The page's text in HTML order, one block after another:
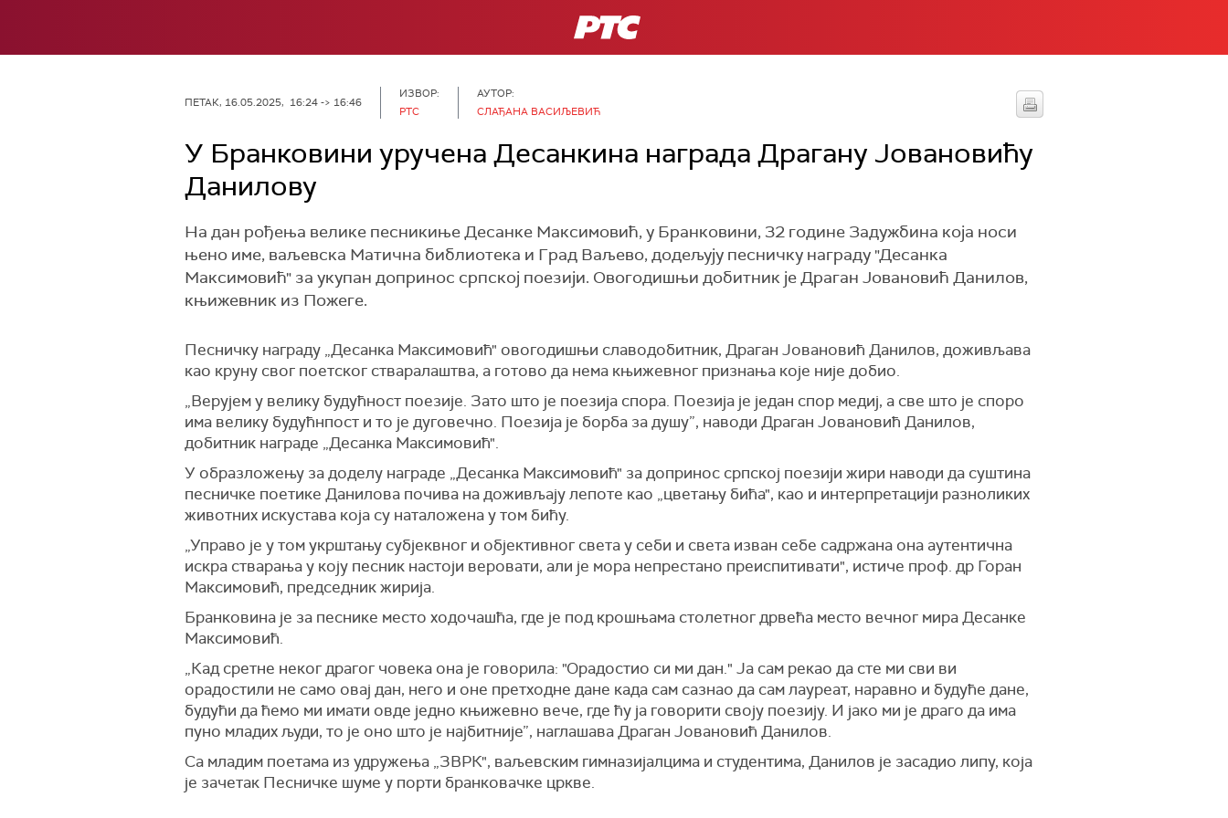
РТС
ПЕТАК, 16.05.2025, 16:24 -> 16:46
ИЗВОР:
РТС
АУТОР:
СЛАЂАНА ВАСИЉЕВИЋ
У Бранковини уручена Десанкина награда Драгану Јовановићу
Данилову
На дан рођења велике песникиње Десанке Максимовић, у Бранковини, 32 године Задужбина која носи
њено име, ваљевска Матична библиотека и Град Ваљево, додељују песничку награду "Десанка
Максимовић" за укупан допринос српској поезији. Овогодишњи добитник је Драган Јовановић Данилов,
књижевник из Пожеге.
Песничку награду „Десанка Максимовић" овогодишњи славодобитник, Драган Јовановић Данилов, доживљава
као круну свог поетског стваралаштва, а готово да нема књижевног признања које није добио.
„Верујем у велику будућност поезије. Зато што је поезија спора. Поезија је један спор медиј, а све што је споро
има велику будућнпост и то је дуговечно. Поезија је борба за душу”, наводи Драган Јовановић Данилов,
добитник награде „Десанка Максимовић".
У образложењу за доделу награде „Десанка Максимовић" за допринос српској поезији жири наводи да суштина
песничке поетике Данилова почива на доживљају лепоте као „цветању бића", као и интерпретацији разноликих
животних искустава која су наталожена у том бићу.
„Управо је у том укрштању субјеквног и објективног света у себи и света изван себе садржана она аутентична
искра стварања у коју песник настоји веровати, али је мора непрестано преиспитивати", истиче проф. др Горан
Максимовић, председник жирија.
Бранковина је за песнике место ходочашћа, где је под крошњама столетног дрвећа место вечног мира Десанке
Максимовић.
„Кад сретне неког драгог човека она је говорила: "Орадостио си ми дан." Ја сам рекао да сте ми сви ви
орадостили не само овај дан, него и оне претходне дане када сам сазнао да сам лауреат, наравно и будуће дане,
будући да ћемо ми имати овде једно књижевно вече, где ћу ја говорити своју поезију. И јако ми је драго да има
пуно младих људи, то је оно што је најбитније”, наглашава Драган Јовановић Данилов.
Са младим поетама из удружења „ЗВРК", ваљевским гимназијалцима и студентима, Данилов је засадио липу, која
је зачетак Песничке шуме у порти бранковачке цркве.